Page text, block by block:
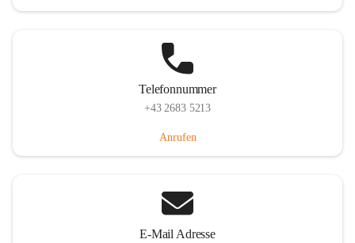
Telefonnummer
+43 2683 5213
Anrufen
E-Mail Adresse